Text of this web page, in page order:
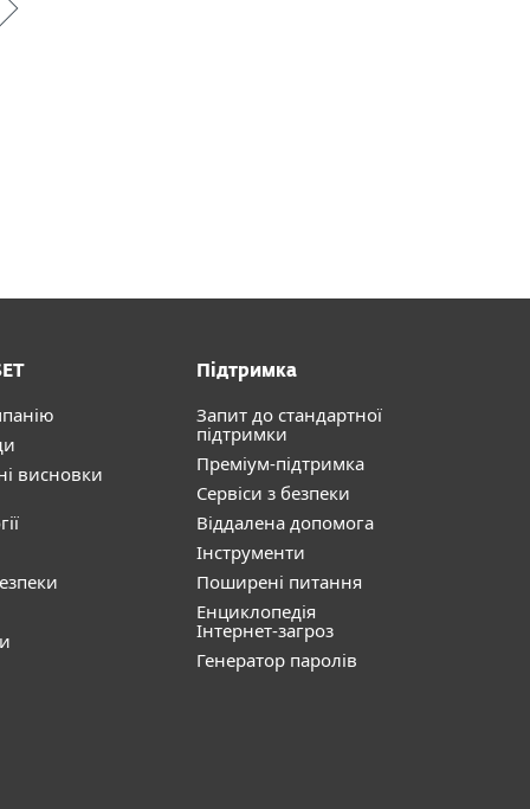
висновки
Підтримка
Запит до стандартної
підтримки
Преміум-підтримка
Сервіси з безпеки
Віддалена допомога
Інструменти
Поширені питання
Енциклопедія
Інтернет-загроз
Генератор паролів